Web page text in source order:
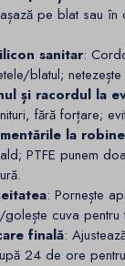
pe blat sau în
sanitar:
blatul;
și racordul la
fără forțare;
la
PTFE punem
: Pornește
cuva pentru
finală:
24 de ore